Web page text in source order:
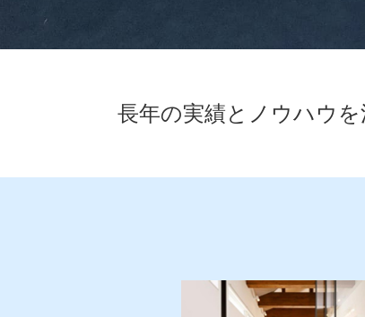
長年の実績とノウハウ